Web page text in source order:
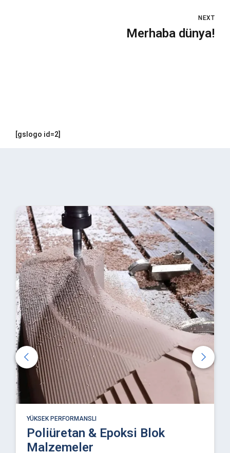
NEXT
Merhaba dünya!
[gslogo id=2]
YÜKSEK PERFORMANSLI
Poliüretan & Epoksi Blok
Malzemeler